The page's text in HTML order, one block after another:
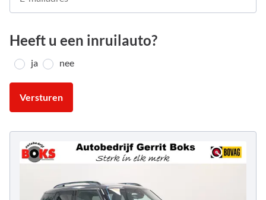
Heeft u een inruilauto?
ja nee
Versturen